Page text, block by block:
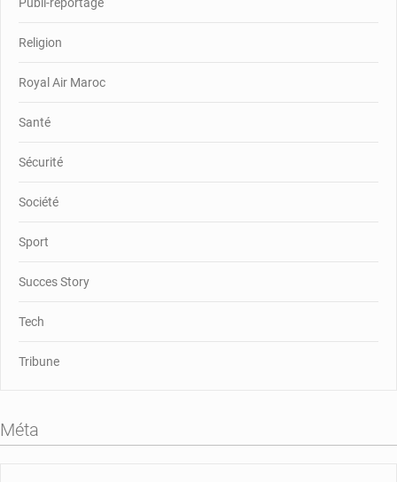
Publi-reportage
Religion
Royal Air Maroc
Santé
Sécurité
Société
Sport
Succes Story
Tech
Tribune
Méta